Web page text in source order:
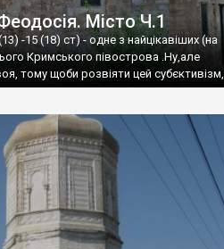
Місто Ч.1
-15 (18) ст) - одне з найцікавіших (на
Кримського півострова .Ну,але
тому щоби розвіяти цей субєктивізм,
це